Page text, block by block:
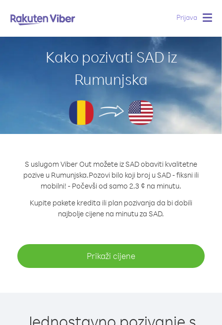
Prijava
Kako pozivati SAD iz
Rumunjska
S uslugom Viber Out možete iz SAD obaviti kvalitetne
pozive u Rumunjska.Pozovi bilo koji broj u SAD - fiksni ili
mobilni! - Počevši od samo 2.3 ¢ na minutu.
Kupite pakete kredita ili plan pozivanja da bi dobili
najbolje cijene na minutu za SAD.
Prikaži cijene